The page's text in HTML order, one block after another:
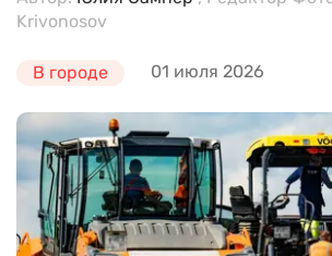
Krivonosov
В городе 01 июля 2026